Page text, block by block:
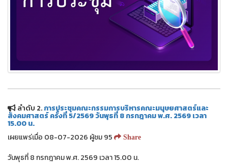
ลำดับ 2.การประชุมคณะกรรมการบริหารคณะมนุษยศาสตร์และ
สังคมศาสตร์ ครั้งที่ 5/2569 วันพุธที่ 8 กรกฎาคม พ.ศ. 2569 เวลา
15.00 น.
เผยแพร่เมื่อ 08-07-2026 ผู้ชม 95
Share
วันพุธที่ 8 กรกฎาคม พ.ศ. 2569 เวลา 15.00 น.